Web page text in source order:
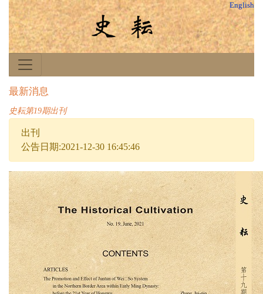
English
最新消息
史耘第19期出刊
出刊
公告日期:2021-12-30 16:45:46